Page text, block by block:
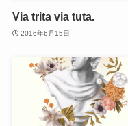
Via trita via tuta.
2016年6月15日